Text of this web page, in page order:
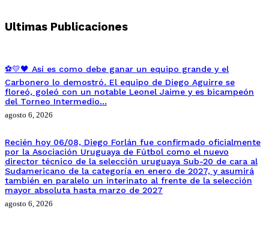
Ultimas Publicaciones
⚽💛🖤 Así es como debe ganar un equipo grande y el
Carbonero lo demostró. El equipo de Diego Aguirre se
floreó, goleó con un notable Leonel Jaime y es bicampeón
del Torneo Intermedio…
agosto 6, 2026
Recién hoy 06/08, Diego Forlán fue confirmado oficialmente
por la Asociación Uruguaya de Fútbol como el nuevo
director técnico de la selección uruguaya Sub-20 de cara al
Sudamericano de la categoría en enero de 2027, y asumirá
también en paralelo un interinato al frente de la selección
mayor absoluta hasta marzo de 2027
agosto 6, 2026